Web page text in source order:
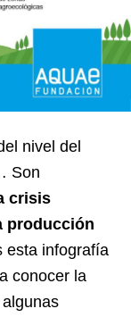
nivel del
Son
crisis
producción
esta infografía
conocer la